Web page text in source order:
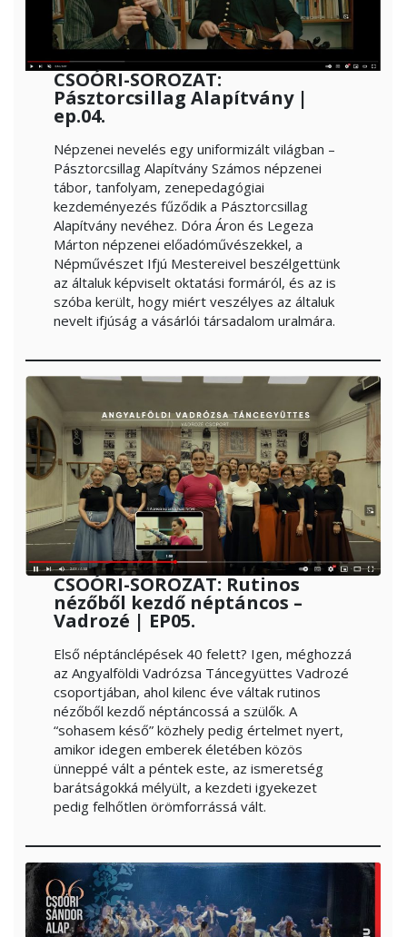
CSOÓRI-SOROZAT:
Pásztorcsillag Alapítvány |
ep.04.
Népzenei nevelés egy uniformizált világban –
Pásztorcsillag Alapítvány Számos népzenei
tábor, tanfolyam, zenepedagógiai
kezdeményezés fűződik a Pásztorcsillag
Alapítvány nevéhez. Dóra Áron és Legeza
Márton népzenei előadóművészekkel, a
Népművészet Ifjú Mestereivel beszélgettünk
az általuk képviselt oktatási formáról, és az is
szóba került, hogy miért veszélyes az általuk
nevelt ifjúság a vásárlói társadalom uralmára.
CSOÓRI-SOROZAT: Rutinos
nézőből kezdő néptáncos –
Vadrozé | EP05.
Első néptánclépések 40 felett? Igen, méghozzá
az Angyalföldi Vadrózsa Táncegyüttes Vadrozé
csoportjában, ahol kilenc éve váltak rutinos
nézőből kezdő néptáncossá a szülők. A
“sohasem késő” közhely pedig értelmet nyert,
amikor idegen emberek életében közös
ünneppé vált a péntek este, az ismeretség
barátságokká mélyült, a kezdeti igyekezet
pedig felhőtlen örömforrássá vált.